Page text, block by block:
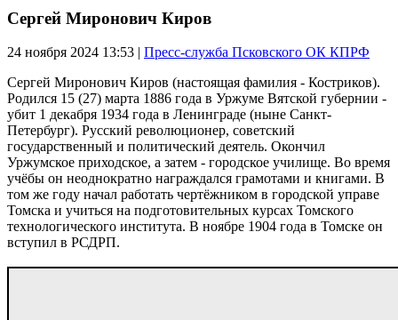
Сергей Миронович Киров
24 ноября 2024 13:53 | Пресс-служба Псковского ОК КПРФ
Сергей Миронович Киров (настоящая фамилия - Костриков).
Родился 15 (27) марта 1886 года в Уржуме Вятской губернии -
убит 1 декабря 1934 года в Ленинграде (ныне Санкт-
Петербург). Русский революционер, советский
государственный и политический деятель. Окончил
Уржумское приходское, а затем - городское училище. Во время
учёбы он неоднократно награждался грамотами и книгами. В
том же году начал работать чертёжником в городской управе
Томска и учиться на подготовительных курсах Томского
технологического института. В ноябре 1904 года в Томске он
вступил в РСДРП.